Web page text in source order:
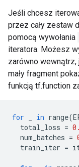
Jeśli chcesz
przez cały zestaw
pomocą wywołania
iteratora. Możesz
zarówno
mały fragment
funkcją tf.function
for in range(
total_loss =
num_batches =
train_iter =